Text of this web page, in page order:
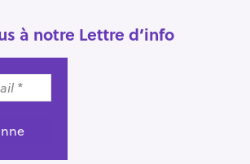
à notre Lettre d’info